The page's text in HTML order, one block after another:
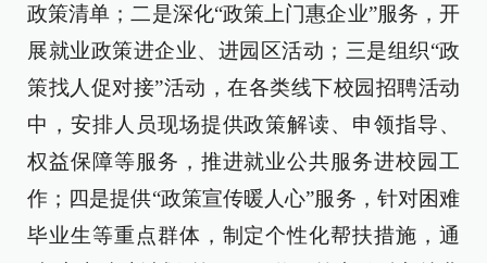
政策清单；二是深化“政策上门惠企业”服务，开
展就业政策进企业、进园区活动；三是组织“政
策找人促对接”活动，在各类线下校园招聘活动
中，安排人员现场提供政策解读、申领指导、
权益保障等服务，推进就业公共服务进校园工
作；四是提供“政策宣传暖人心”服务，针对困难
毕业生等重点群体，制定个性化帮扶措施，通